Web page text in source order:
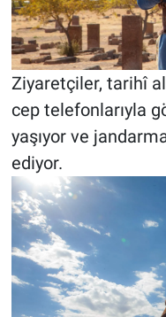
Ziyaretçiler, tarihî
cep telefonlarıyla
yaşıyor ve
ediyor.